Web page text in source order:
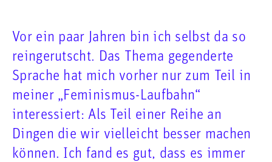
Vor ein paar Jahren bin ich selbst da so
reingerutscht. Das Thema gegenderte
Sprache hat mich vorher nur zum Teil in
meiner „Feminismus-Laufbahn“
interessiert: Als Teil einer Reihe an
Dingen die wir vielleicht besser machen
können. Ich fand es gut, dass es immer